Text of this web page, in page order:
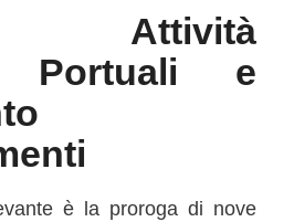
Attività
Portuali e
è la proroga di nove